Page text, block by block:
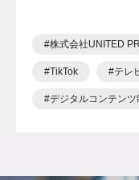
株式会社UNITED
TikTok テレ
デジタルコンテンツ